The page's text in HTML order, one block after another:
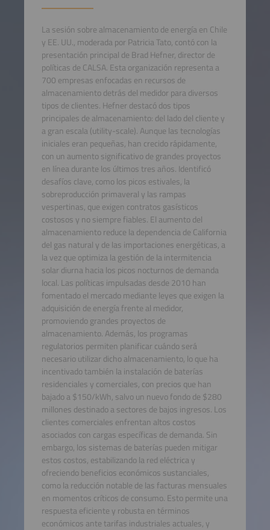
La sesión sobre almacenamiento de energía en Chile
y EE. UU., moderada por Patricia Tato, contó con la
presentación principal de Brad Hefner, director de
políticas de CALSA. Esta organización representa a
700 empresas enfocadas en recursos de
almacenamiento detrás del medidor para diversos
tipos de clientes. Hefner destacó dos tipos
principales de almacenamiento: del lado del cliente y
a gran escala (utility-scale). Aunque las tecnologías
iniciales eran pequeñas, han crecido rápidamente,
con un aumento significativo de grandes proyectos
en línea durante los últimos tres años. Identificó
desafíos clave, como los picos estivales, la
sobreproducción primaveral y las rampas
vespertinas, que exigen contratos gasísticos
costosos y no siempre fiables. El aumento del
almacenamiento reduce la dependencia de California
del gas natural y de las importaciones energéticas, a
la vez que optimiza la gestión de la intermitencia
solar diurna hacia los picos nocturnos de demanda
local. Las políticas impulsadas desde 2010 han
fomentado el mercado mediante leyes que exigen la
adquisición de energía frente al medidor,
promoviendo grandes proyectos de
almacenamiento. Además, los programas
regulatorios permiten planificar cuándo será
necesario utilizar dicho almacenamiento, lo que ha
incentivado también la instalación de baterías
residenciales y comerciales, con precios que han
bajado a $150/kWh, salvo un nuevo fondo de $280
millones destinado a sectores de bajos ingresos. Los
clientes comerciales enfrentan altos costos
asociados con cargas específicas de demanda. Sin
embargo, los sistemas de baterías pueden mitigar
estos costos, estabilizando la red eléctrica y
ofreciendo beneficios económicos sustanciales,
como la reducción notable de las facturas mensuales
en momentos críticos de consumo. Esto permite una
respuesta eficiente y robusta en términos
económicos ante tarifas industriales actuales, y